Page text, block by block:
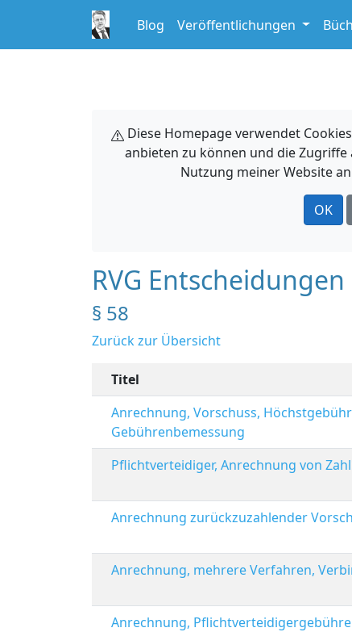
Blog Veröffentlichungen
Diese Homepage verwendet
anbieten zu können und die
Nutzung meiner Website
OK
RVG Entscheidungen
§ 58
Zurück zur Übersicht
Titel
Anrechnung, Vorschuss,
Gebührenbemessung
Pflichtverteidiger, Anrechnung von
Anrechnung zurückzuzahlender
Anrechnung, mehrere Verfahren,
Anrechnung,